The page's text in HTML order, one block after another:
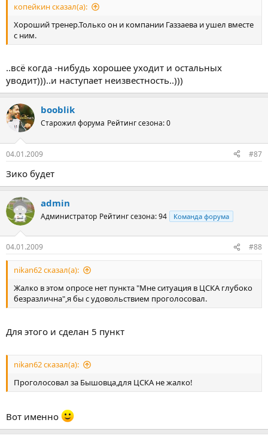
копейкин сказал(а):
Хороший тренер.Только он и компании Газзаева и ушел вместе
с ним.
..всё когда -нибудь хорошее уходит и остальных
уводит)))..и наступает неизвестность..)))
booblik
Старожил форума Рейтинг сезона: 0
04.01.2009 #87
Зико будет
admin
Администратор Рейтинг сезона: 94 Команда форума
04.01.2009 #88
nikan62 сказал(а):
Жалко в этом опросе нет пункта "Мне ситуация в ЦСКА глубоко
безразлична",я бы с удовольствием проголосовал.
Для этого и сделан 5 пункт
nikan62 сказал(а):
Проголосовал за Бышовца,для ЦСКА не жалко!
Вот именно